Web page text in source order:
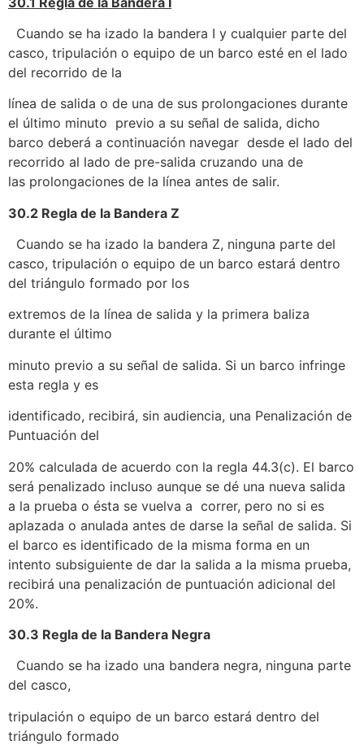
Cuando se ha izado la bandera I y cualquier parte del
casco, tripulación o equipo de un barco esté en el lado
del recorrido de la
línea de salida o de una de sus prolongaciones durante
el último minuto previo a su señal de salida, dicho
barco deberá a continuación navegar desde el lado del
recorrido al lado de pre-salida cruzando una de
las prolongaciones de la línea antes de salir.
30.2 Regla de la Bandera Z
Cuando se ha izado la bandera Z, ninguna parte del
casco, tripulación o equipo de un barco estará dentro
del triángulo formado por los
extremos de la línea de salida y la primera baliza
durante el último
minuto previo a su señal de salida. Si un barco infringe
esta regla y es
identificado, recibirá, sin audiencia, una Penalización de
Puntuación del
20% calculada de acuerdo con la regla 44.3(c). El barco
será penalizado incluso aunque se dé una nueva salida
a la prueba o ésta se vuelva a correr, pero no si es
aplazada o anulada antes de darse la señal de salida. Si
el barco es identificado de la misma forma en un
intento subsiguiente de dar la salida a la misma prueba,
recibirá una penalización de puntuación adicional del
20%.
30.3 Regla de la Bandera Negra
Cuando se ha izado una bandera negra, ninguna parte
del casco,
tripulación o equipo de un barco estará dentro del
triángulo formado